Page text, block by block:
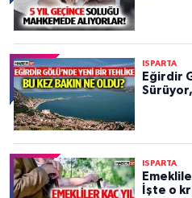
ISPARTA
Eğirdir
ISPARTA
İşte o